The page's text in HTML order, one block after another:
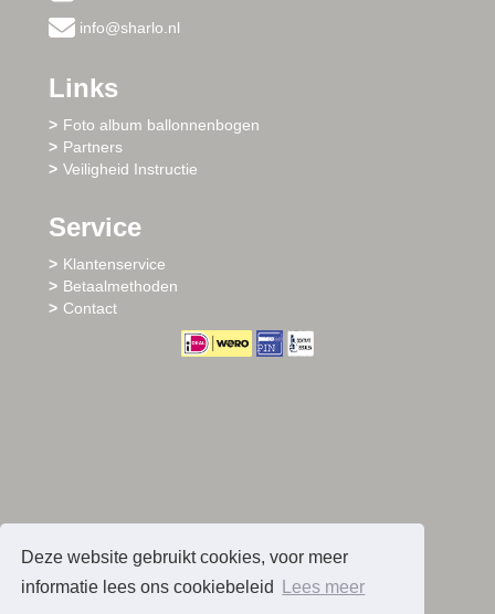
Deze website gebruikt cookies, voor meer
informatie lees ons cookiebeleid
Lees meer
info@sharlo.nl
Links
Foto album ballonnenbogen
Partners
Veiligheid Instructie
Service
Klantenservice
Betaalmethoden
Contact